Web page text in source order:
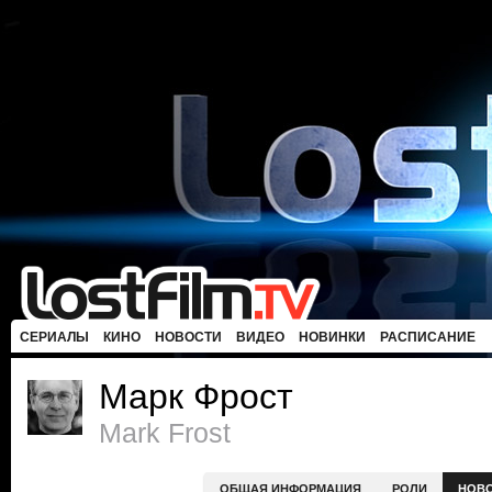
СЕРИАЛЫ КИНО НОВОСТИ ВИДЕО НОВИНКИ РАСПИСАНИЕ
Марк Фрост
Mark Frost
ОБЩАЯ ИНФОРМАЦИЯ РОЛИ